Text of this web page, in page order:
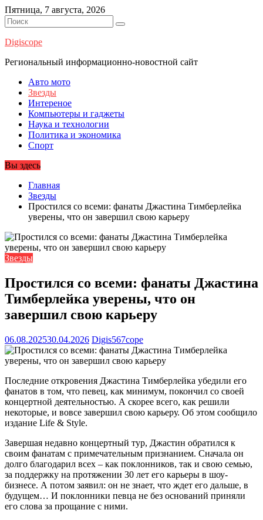
Перейти
к
содержимому
Пятница, 7 августа, 2026
Digiscope
Региональный информационно-новостной сайт
Авто мото
Звезды
Интереное
Компьютеры и гаджеты
Наука и технологии
Политика и экономика
Спорт
Вы здесь
Главная
Звезды
Простился со всеми: фанаты Джастина Тимберлейка
уверены, что он завершил свою карьеру
Звезды
Простился со всеми: фанаты Джастина
Тимберлейка уверены, что он
завершил свою карьеру
06.08.202530.04.2026 Digis567cope
Последние откровения Джастина Тимберлейка убедили его
фанатов в том, что певец, как минимум, покончил со своей
концертной деятельностью. А скорее всего, как решили
некоторые, и вовсе завершил свою карьеру. Об этом сообщило
издание Life & Style.
Завершая недавно концертный тур, Джастин обратился к
своим фанатам с примечательным признанием. Сначала он
долго благодарил всех – как поклонников, так и свою семью,
за поддержку на протяжении 30 лет его карьеры в шоу-
бизнесе. А потом заявил: он не знает, что ждет его дальше, в
будущем… И поклонники певца не без оснований приняли
его слова за прощание с ними.